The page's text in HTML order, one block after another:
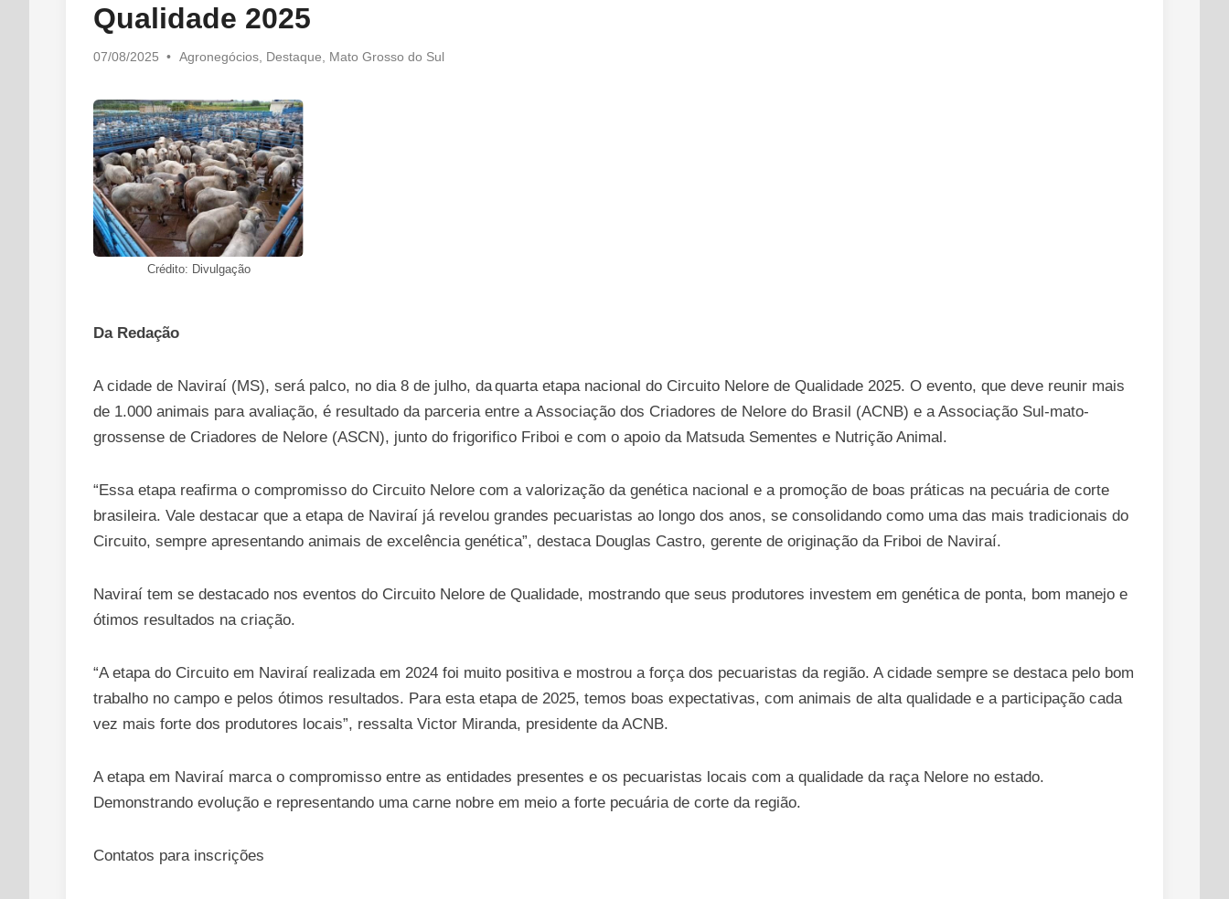
Qualidade 2025
07/08/2025 •
Posted
Agronegócios, Destaque Mato Grosso do Sul
Crédito: Divulgação
Da Redação
A cidade de Naviraí (MS), será palco, no dia 8 de julho, da quarta etapa nacional do Circuito Nelore de Qualidade 2025. O evento, que deve reunir mais
de 1.000 animais para avaliação, é resultado da parceria entre a Associação dos Criadores de Nelore do Brasil (ACNB) e a Associação Sul-mato-
grossense de Criadores de Nelore (ASCN), junto do frigorifico Friboi e com o apoio da Matsuda Sementes e Nutrição Animal.
“Essa etapa reafirma o compromisso do Circuito Nelore com a valorização da genética nacional e a promoção de boas práticas na pecuária de corte
brasileira. Vale destacar que a etapa de Naviraí já revelou grandes pecuaristas ao longo dos anos, se consolidando como uma das mais tradicionais do
Circuito, sempre apresentando animais de excelência genética”, destaca Douglas Castro, gerente de originação da Friboi de Naviraí.
Naviraí tem se destacado nos eventos do Circuito Nelore de Qualidade, mostrando que seus produtores investem em genética de ponta, bom manejo e
ótimos resultados na criação.
“A etapa do Circuito em Naviraí realizada em 2024 foi muito positiva e mostrou a força dos pecuaristas da região. A cidade sempre se destaca pelo bom
trabalho no campo e pelos ótimos resultados. Para esta etapa de 2025, temos boas expectativas, com animais de alta qualidade e a participação cada
vez mais forte dos produtores locais”, ressalta Victor Miranda, presidente da ACNB.
A etapa em Naviraí marca o compromisso entre as entidades presentes e os pecuaristas locais com a qualidade da raça Nelore no estado.
Demonstrando evolução e representando uma carne nobre em meio a forte pecuária de corte da região.
Contatos para inscrições